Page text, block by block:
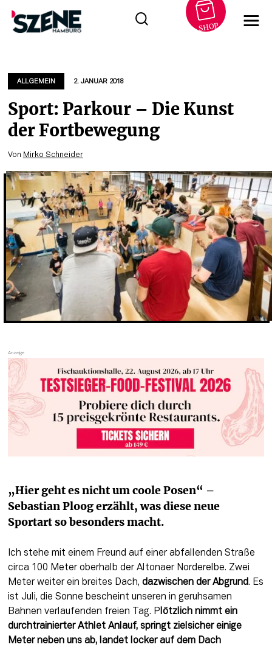
springen
SHOP
ALLGEMEIN 2. JANUAR 2018
Sport: Parkour – Die Kunst
der Fortbewegung
Von Mirko Schneider
„Hier geht es nicht um coole Posen“ –
Sebastian Ploog erzählt, was diese neue
Sportart so besonders macht.
Ich stehe mit einem Freund auf einer abfallenden Straße
circa 100 Meter oberhalb der Altonaer Norderelbe. Zwei
Meter weiter ein breites Dach, dazwischen der Abgrund. Es
ist Juli, die Sonne bescheint unseren in geruhsamen
Bahnen verlaufenden freien Tag. P lötzlich nimmt ein
durchtrainierter Athlet Anlauf, springt zielsicher einige
Meter neben uns ab, landet locker auf dem Dach